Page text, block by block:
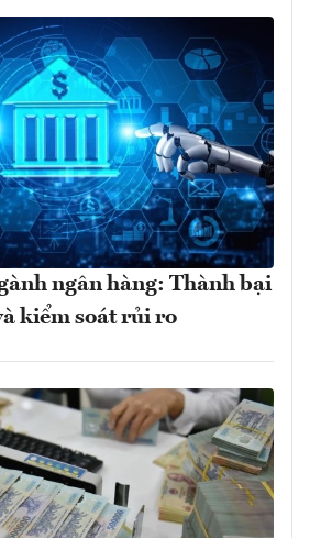
ngân hàng: Thành bại
kiểm soát rủi ro